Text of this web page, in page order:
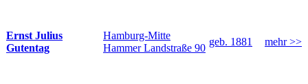
Ernst Julius
Gutentag
Hamburg-Mitte
Hammer Landstraße 90
geb. 1881 mehr >>